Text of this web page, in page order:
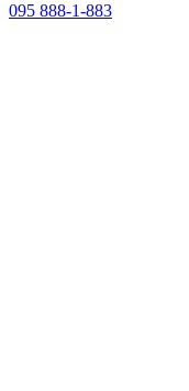
095 888-1-883